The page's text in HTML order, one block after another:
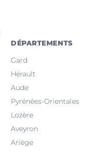
DÉPARTEMENTS
Gard
Hérault
Aude
Pyrénées-Orientales
Lozère
Aveyron
Ariège